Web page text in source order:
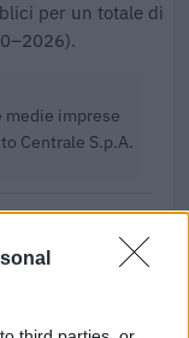
per un totale di
medie imprese
Centrale S.p.A.
medie imprese
Centrale S.p.A.